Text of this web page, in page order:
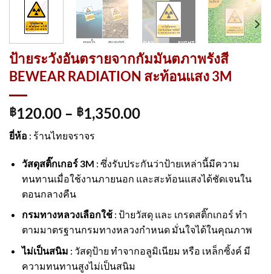
ป้ายระวังอันตรายจากกัมมันตภาพรังสี
BEWEAR RADIATION สะท้อนแสง 3M
฿120.00 – ฿1,350.00
ยี่ห้อ : ร้านไทยจราจร
วัสดุสติ๊กเกอร์ 3M : ซึ่งรับประกันว่าป้ายเหล่านี้มีความ
ทนทานเมื่อใช้งานภายนอก และสะท้อนแสงได้ชัดเจนใน
ตอนกลางคืน
กรมทางหลวงเลือกใช้: ป้ายวัสดุ และ เกรดสติ๊กเกอร์ ทำ
ตามมาตรฐานกรมทางหลวงกำหนด มั่นใจได้ในคุณภาพ
ไม่เป็นสนิม : วัสดุป้าย ทำจากอลูมิเนียม หรือ เหล็กซิ้งค์ มี
ความทนทานสูงไม่เป็นสนิม